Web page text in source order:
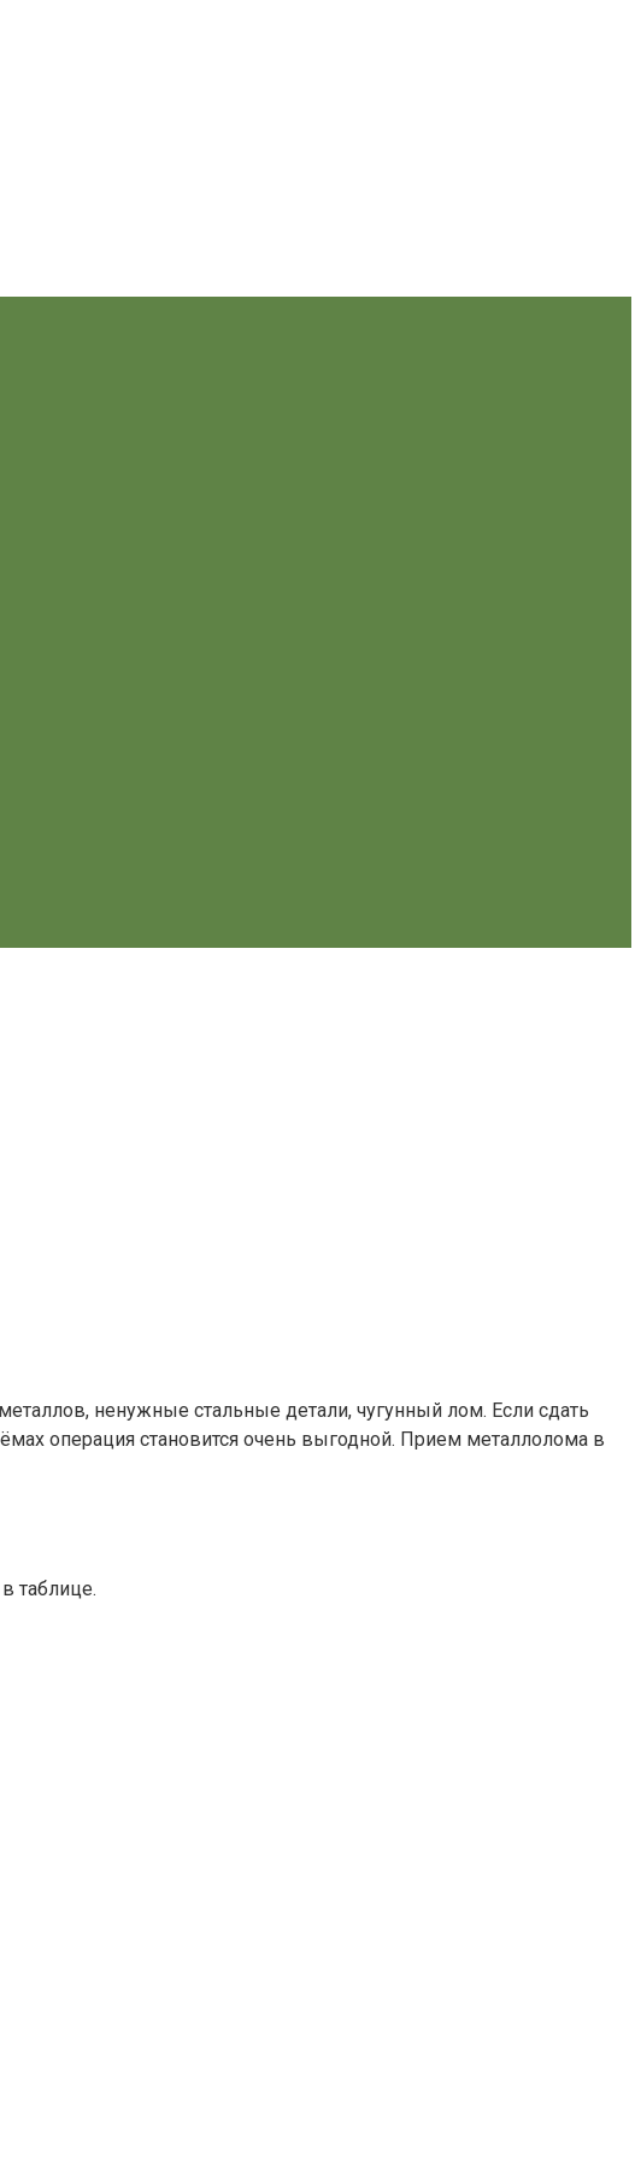
ненужные стальные детали, чугунный лом. Если сдать
операция становится очень выгодной. Прием металлолома в
таблице.